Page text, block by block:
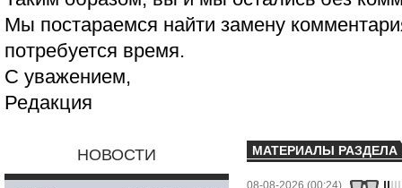
Мы постараемся найти замену
потребуется время.
С уважением,
Редакция
НОВОСТИ МАТЕРИАЛЫ РАЗДЕЛА
08-08-2026 (00:24)